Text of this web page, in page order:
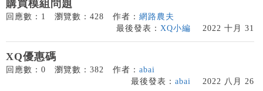
購買模組問題
回應數：1 瀏覽數：428 作者： 網路農夫
最後發表： XQ小編 2022 十月 31
XQ優惠碼
回應數：0 瀏覽數：382 作者： abai
最後發表： abai 2022 八月 26